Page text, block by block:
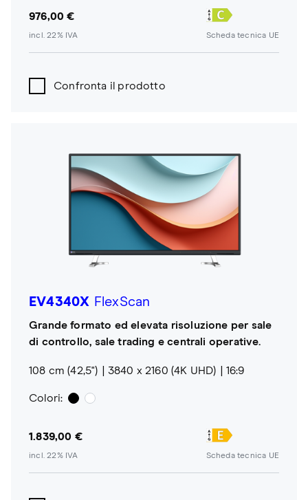
976,00 €
incl. 22% IVA Scheda tecnica UE
Confronta il prodotto
EV4340X FlexScan
Grande formato ed elevata risoluzione per sale
di controllo, sale trading e centrali operative.
108 cm (42,5") 3840 x 2160 (4K UHD) 16:9
Colori:
1.839,00 €
incl. 22% IVA Scheda tecnica UE